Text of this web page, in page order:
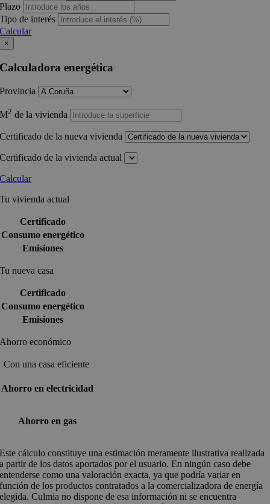
Plazo
Tipo de interés
Calcular
×
Calculadora energética
Provincia
M2 de la vivienda
Certificado de la nueva vivienda
Certificado de la vivienda actual
Calcular
Tu vivienda actual
Certificado
Consumo energético
Emisiones
Tu nueva casa
Certificado
Consumo energético
Emisiones
Ahorro económico
Con una casa eficiente
Ahorro en electricidad
Ahorro en gas
Este cálculo constituye una estimación meramente ilustrativa realizada
a partir de los datos aportados por el usuario. En ningún caso debe
entenderse como una valoración exacta, ya que podría variar en
función de los productos contratados a la comercializadora de energía
elegida. Culmia no dispone de esa información ni se encuentra